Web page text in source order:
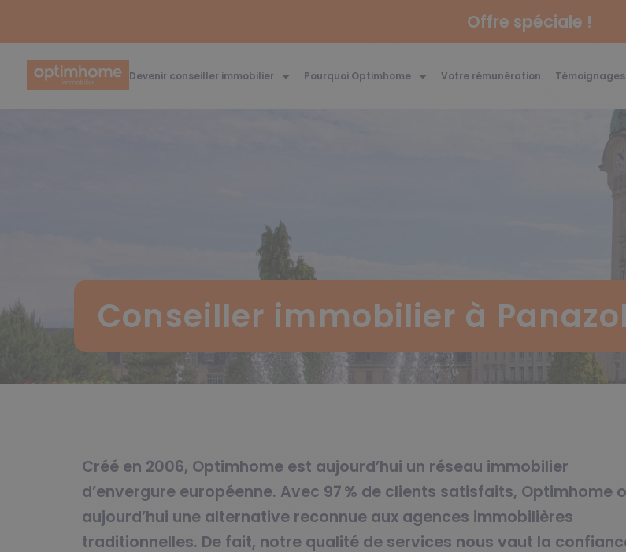
Offre spéciale !
Devenir conseiller immobilier Pourquoi Optimhome Votre rémunération Témoignages
Conseiller immobilier à
Créé en 2006, Optimhome est aujourd’hui un réseau immobilier
d’envergure européenne. Avec 97 % de clients satisfaits, Optimhome
aujourd’hui une alternative reconnue aux agences immobilières
traditionnelles. De fait, notre qualité de services nous vaut la